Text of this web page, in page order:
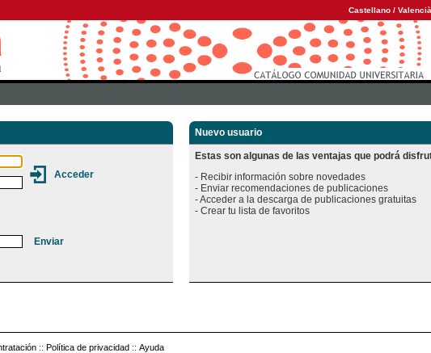
Castellano / Valencià
Nuevo usuario
Estas son algunas de las ventajas que podrá
- Recibir información sobre novedades
- Enviar recomendaciones de publicaciones
- Acceder a la descarga de publicaciones gratuitas
:: Política de privacidad :: Ayuda